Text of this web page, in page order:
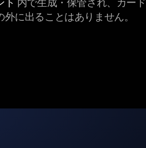
外に出ることはありません。